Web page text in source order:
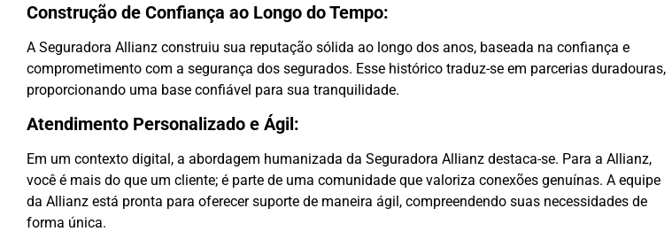
Construção de Confiança ao Longo do Tempo:
A Seguradora Allianz construiu sua reputação sólida ao longo dos anos, baseada na confiança e
comprometimento com a segurança dos segurados. Esse histórico traduz-se em parcerias duradouras,
proporcionando uma base confiável para sua tranquilidade.
Atendimento Personalizado e Ágil:
Em um contexto digital, a abordagem humanizada da Seguradora Allianz destaca-se. Para a Allianz,
você é mais do que um cliente; é parte de uma comunidade que valoriza conexões genuínas. A equipe
da Allianz está pronta para oferecer suporte de maneira ágil, compreendendo suas necessidades de
forma única.